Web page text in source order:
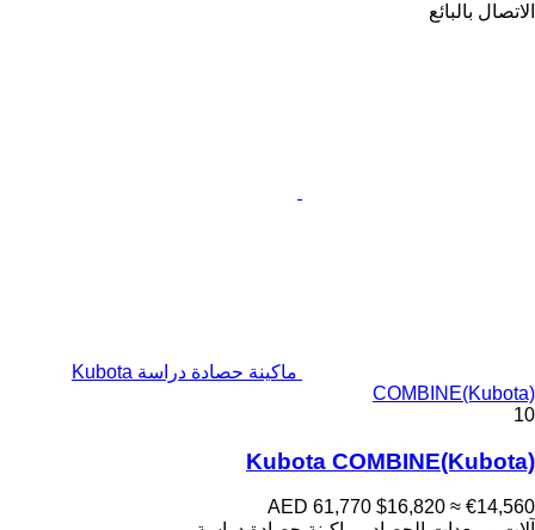
الاتصال بالبائع
ماكينة حصادة دراسة Kubota
COMBINE(Kubota)
10
Kubota COMBINE(Kubota)
AED 61,770 $16,820 ≈ €14,560